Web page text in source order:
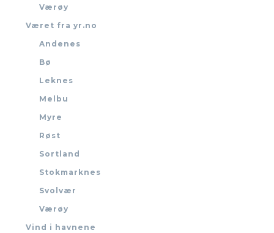
Værøy
Været fra yr.no
Andenes
Bø
Leknes
Melbu
Myre
Røst
Sortland
Stokmarknes
Svolvær
Værøy
Vind i havnene